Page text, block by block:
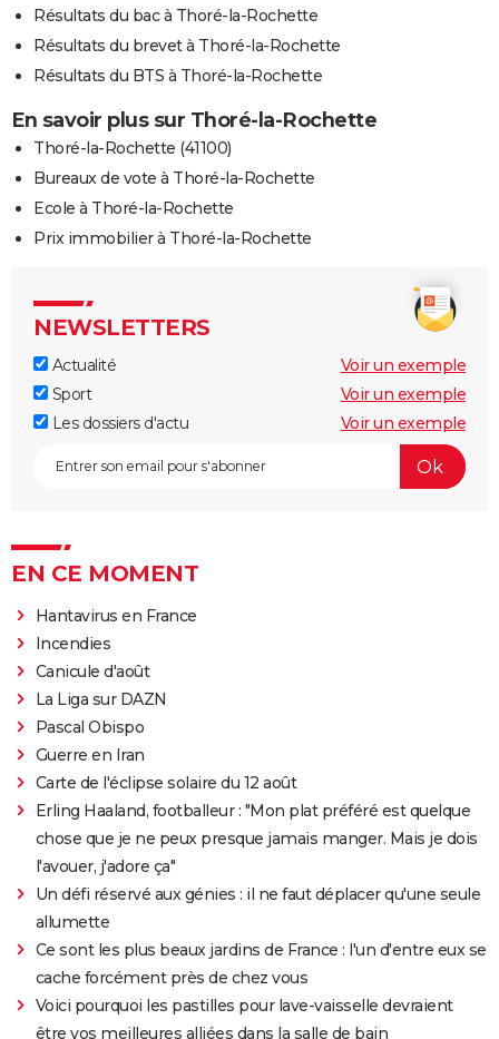
Résultats du bac à Thoré-la-Rochette
Résultats du brevet à Thoré-la-Rochette
Résultats du BTS à Thoré-la-Rochette
En savoir plus sur Thoré-la-Rochette
Thoré-la-Rochette (41100)
Bureaux de vote à Thoré-la-Rochette
Ecole à Thoré-la-Rochette
Prix immobilier à Thoré-la-Rochette
NEWSLETTERS
Actualité
Voir un exemple
Sport
Voir un exemple
Les dossiers d'actu
Voir un exemple
EN CE MOMENT
Hantavirus en France
Incendies
Canicule d'août
La Liga sur DAZN
Pascal Obispo
Guerre en Iran
Carte de l'éclipse solaire du 12 août
Erling Haaland, footballeur : "Mon plat préféré est quelque
chose que je ne peux presque jamais manger. Mais je dois
l'avouer, j'adore ça"
Un défi réservé aux génies : il ne faut déplacer qu'une seule
allumette
Ce sont les plus beaux jardins de France : l'un d'entre eux se
cache forcément près de chez vous
Voici pourquoi les pastilles pour lave-vaisselle devraient
être vos meilleures alliées dans la salle de bain